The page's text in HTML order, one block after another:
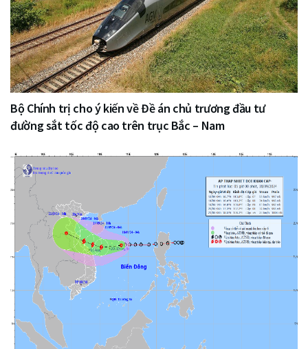
Bộ Chính trị cho ý kiến về Đề án chủ trương đầu tư
đường sắt tốc độ cao trên trục Bắc – Nam